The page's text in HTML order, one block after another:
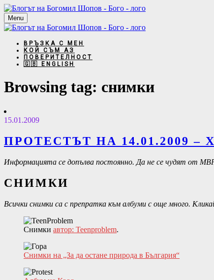
Menu
ВРЪЗКА С МЕН
КОЙ СЪМ АЗ
ПОВЕРИТЕЛНОСТ
🇬🇧 ENGLISH
Browsing tag: снимки
15.01.2009
ПРОТЕСТЪТ НА 14.01.2009
Информацията се допълва постоянно. Да не се чудят от
СНИМКИ
Всички снимки са с препратка към албуми с още много.
Снимки автор: Teenproblem.
Снимки на „За да остане природа в България“